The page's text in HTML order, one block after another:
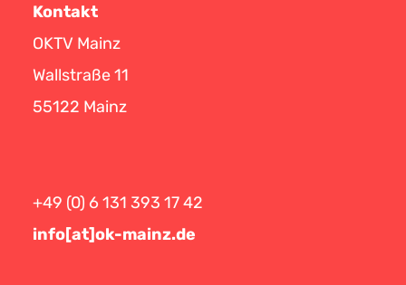
Kontakt
OKTV Mainz
Wallstraße 11
55122 Mainz
+49 (0) 6 131 393 17 42
info[at]ok-mainz.de